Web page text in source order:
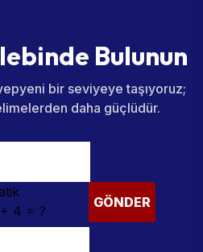
lebinde Bulunun
bir seviyeye taşıyoruz;
daha güçlüdür.
4 = ?
GÖNDER